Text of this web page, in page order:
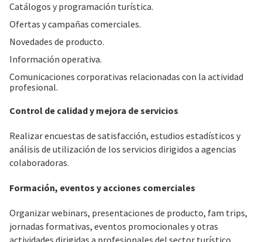
Catálogos y programación turística.
Ofertas y campañas comerciales.
Novedades de producto.
Información operativa.
Comunicaciones corporativas relacionadas con la actividad
profesional.
Control de calidad y mejora de servicios
Realizar encuestas de satisfacción, estudios estadísticos y
análisis de utilización de los servicios dirigidos a agencias
colaboradoras.
Formación, eventos y acciones comerciales
Organizar webinars, presentaciones de producto, fam trips,
jornadas formativas, eventos promocionales y otras